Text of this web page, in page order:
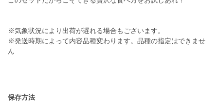
※気象状況により出荷が遅れる場合もございます。
※発送時期によって内容品種変わります。品種の指定はできませ
ん
保存方法